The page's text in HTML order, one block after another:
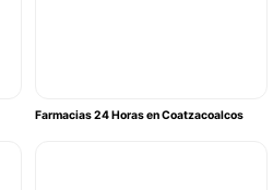
Farmacias 24 Horas en Coatzacoalcos